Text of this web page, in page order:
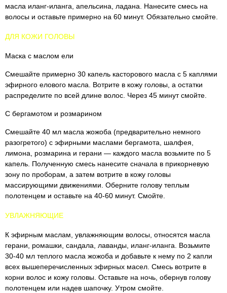
масла иланг-иланга, апельсина, ладана. Нанесите смесь на
волосы и оставьте примерно на 60 минут. Обязательно смойте.
ДЛЯ КОЖИ ГОЛОВЫ
Маска с маслом ели
Смешайте примерно 30 капель касторового масла с 5 каплями
эфирного елового масла. Вотрите в кожу головы, а остатки
распределите по всей длине волос. Через 45 минут смойте.
С бергамотом и розмарином
Смешайте 40 мл масла жожоба (предварительно немного
разогретого) с эфирными маслами бергамота, шалфея,
лимона, розмарина и герани — каждого масла возьмите по 5
капель. Полученную смесь нанесите сначала в прикорневую
зону по проборам, а затем вотрите в кожу головы
массирующими движениями. Оберните голову теплым
полотенцем и оставьте на 40-60 минут. Смойте.
УВЛАЖНЯЮЩИЕ
К эфирным маслам, увлажняющим волосы, относятся масла
герани, ромашки, сандала, лаванды, иланг-иланга. Возьмите
30-40 мл теплого масла жожоба и добавьте к нему по 2 капли
всех вышеперечисленных эфирных масел. Смесь вотрите в
корни волос и кожу головы. Оставьте на ночь, обернув голову
полотенцем или надев шапочку. Утром смойте.